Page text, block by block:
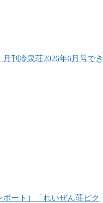
月刊冷泉荘2026年6月号でき
ポート）「れいぜん荘ピク